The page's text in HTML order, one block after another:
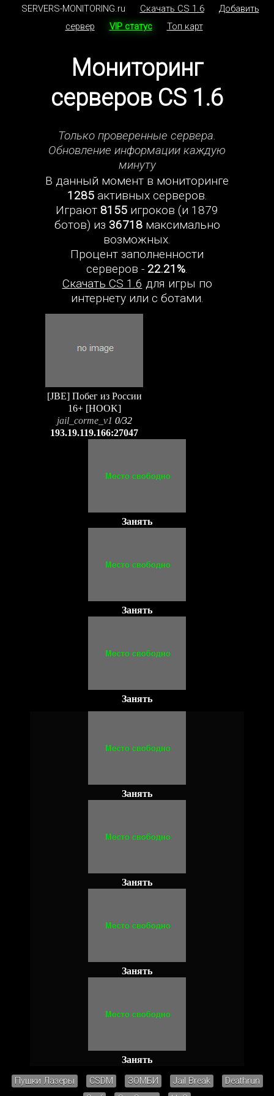
SERVERS-MONITORING.ru Скачать CS 1.6
Добавить
сервер
VIP статус Топ карт
Мониторинг
серверов CS 1.6
Только проверенные сервера.
Обновление информации каждую
минуту
В данный момент в мониторинге
1285активных серверов.
Играют 8155 игроков (и 1879
ботов) из 36718максимально
возможных.
Процент заполненности
серверов - 22.21%.
Скачать CS 1.6 для игры по
интернету или с ботами.
[JBE] Побег из России
16+ [HOOK]
jail_corme_v1 0/32
193.19.119.166:27047
Занять
Занять
Занять
Занять
Занять
Занять
Занять
Пушки Лазеры CSDM ЗОМБИ Jail Break
Deathrun